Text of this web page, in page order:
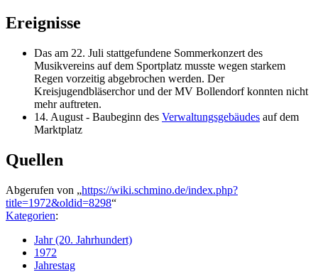
Ereignisse
Das am 22. Juli stattgefundene Sommerkonzert des
Musikvereins auf dem Sportplatz musste wegen starkem
Regen vorzeitig abgebrochen werden. Der
Kreisjugendbläserchor und der MV Bollendorf konnten nicht
mehr auftreten.
14. August - Baubeginn des Verwaltungsgebäudes auf dem
Marktplatz
Quellen
Abgerufen von „https://wiki.schmino.de/index.php?
title=1972&oldid=8298“
Kategorien:
Jahr (20. Jahrhundert)
1972
Jahrestag